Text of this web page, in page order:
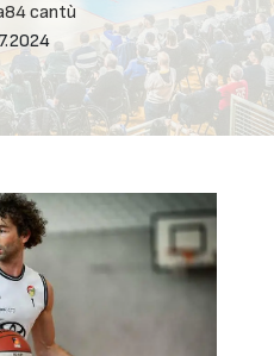
cantù